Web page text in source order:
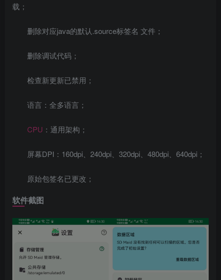
载；
删除对应java的默认.source标签名 文件；
删除调试代码；
检查新更新已禁用；
语言：全多语言；
CPU ：通用架构；
屏幕DPI：160dpi、240dpi、320dpi、480dpi、640dpi；
原始包签名已更改；
软件截图